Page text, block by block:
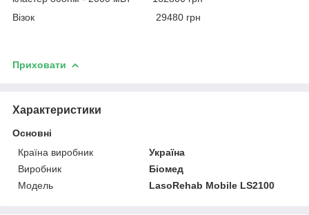
Візок 29480 грн
Приховати
Характеристики
Основні
Країна виробник
Україна
Виробник
Біомед
Модель
LasoRehab Mobile LS2100